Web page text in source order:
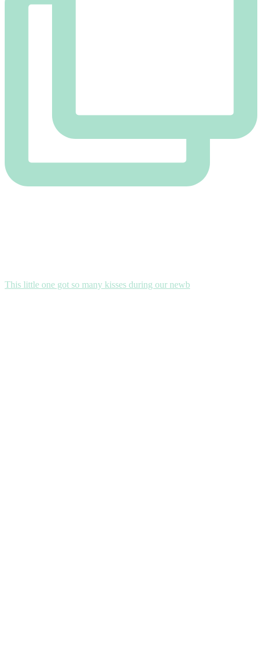
This little one got so many kisses during our newb